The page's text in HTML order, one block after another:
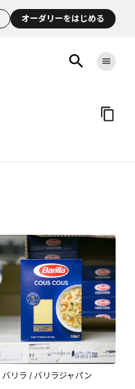
オーダリーをはじめる
バリラ / バリラジャパン